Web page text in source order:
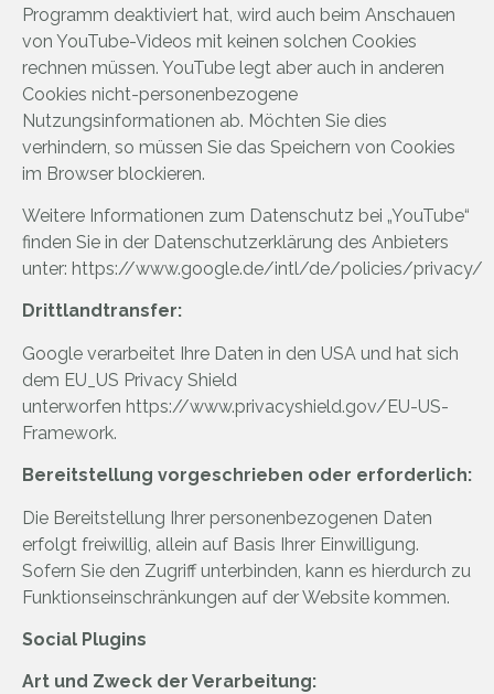
Programm deaktiviert hat, wird auch beim Anschauen
von YouTube-Videos mit keinen solchen Cookies
rechnen müssen. YouTube legt aber auch in anderen
Cookies nicht-personenbezogene
Nutzungsinformationen ab. Möchten Sie dies
verhindern, so müssen Sie das Speichern von Cookies
im Browser blockieren.
Weitere Informationen zum Datenschutz bei „YouTube“
finden Sie in der Datenschutzerklärung des Anbieters
unter: https://www.google.de/intl/de/policies/privacy/
Drittlandtransfer:
Google verarbeitet Ihre Daten in den USA und hat sich
dem EU_US Privacy Shield
unterworfen https://www.privacyshield.gov/EU-US-
Framework.
Bereitstellung vorgeschrieben oder erforderlich:
Die Bereitstellung Ihrer personenbezogenen Daten
erfolgt freiwillig, allein auf Basis Ihrer Einwilligung.
Sofern Sie den Zugriff unterbinden, kann es hierdurch zu
Funktionseinschränkungen auf der Website kommen.
Social Plugins
Art und Zweck der Verarbeitung: